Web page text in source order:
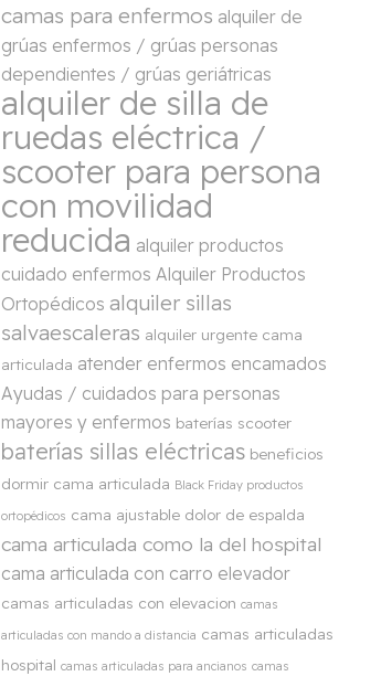
camas para enfermos alquiler de
grúas enfermos / grúas personas
dependientes / grúas geriátricas
alquiler de silla de
ruedas eléctrica /
scooter para persona
con movilidad
reducida alquiler productos
cuidado enfermos Alquiler Productos
Ortopédicos alquiler sillas
salvaescaleras alquiler urgente cama
articulada atender enfermos encamados
Ayudas / cuidados para personas
mayores y enfermos baterías scooter
baterías sillas eléctricas beneficios
dormir cama articulada Black Friday productos
ortopédicos cama ajustable dolor de espalda
cama articulada como la del hospital
cama articulada con carro elevador
camas articuladas con elevacion camas
articuladas con mando a distancia camas articuladas
hospital camas articuladas para ancianos camas